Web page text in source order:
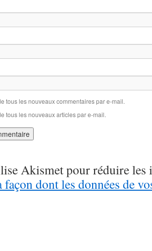
tous les nouveaux commentaires par e-mail.
tous les nouveaux articles par e-mail.
Akismet pour réduire les
dont les données de